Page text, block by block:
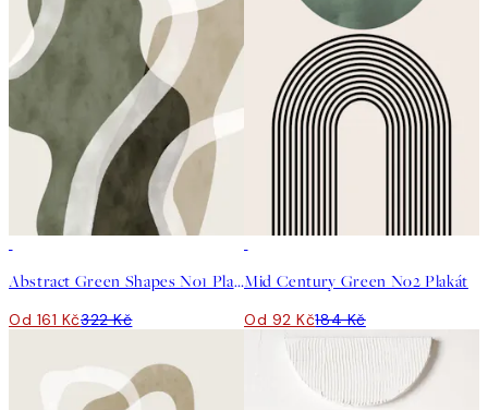
Abstract Green Shapes No1 Plakát
Od 161 Kč322 Kč
Mid Century Green No2 Plakát
Od 92 Kč184 Kč